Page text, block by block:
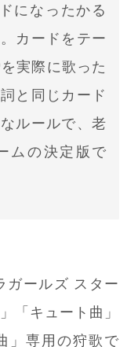
になったかる
カードをテー
実際に歌った
と同じカード
ルールで、老
ムの決定版で
ガールズ スター
「キュート曲」
」専用の狩歌で